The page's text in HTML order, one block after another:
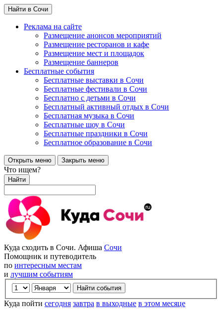
Найти в Сочи
Реклама на сайте
Размещение анонсов мероприятий
Размещение ресторанов и кафе
Размещение мест и площадок
Размещение баннеров
Бесплатные события
Бесплатные выставки в Сочи
Бесплатные фестивали в Сочи
Бесплатно с детьми в Сочи
Бесплатный активный отдых в Сочи
Бесплатная музыка в Сочи
Бесплатные шоу в Сочи
Бесплатные праздники в Сочи
Бесплатное образование в Сочи
Открыть меню Закрыть меню
Что ищем?
Найти
Куда сходить в Сочи. Афиша Сочи
Помощник и путеводитель
по интересным местам
и лучшим событиям
Куда пойти сегодня завтра в выходные в этом месяце